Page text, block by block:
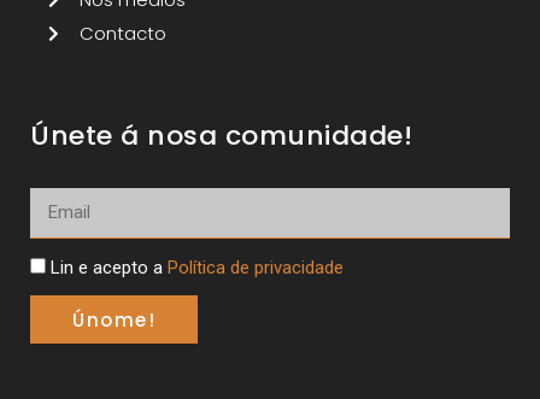
Contacto
Únete á nosa comunidade!
Lin e acepto a Política de privacidade
Únome!